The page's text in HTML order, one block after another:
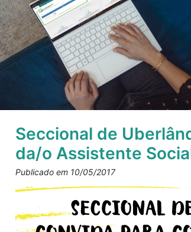
Seccional de
da/o Assistente
Publicado em 10/05/2017